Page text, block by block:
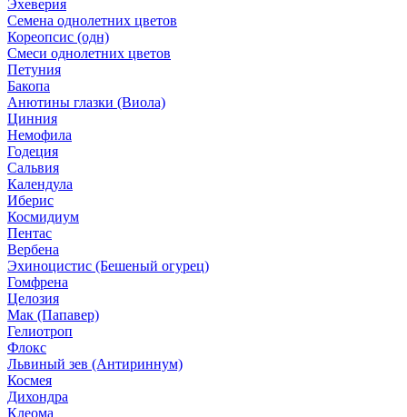
Эхеверия
Семена однолетних цветов
Кореопсис (одн)
Смеси однолетних цветов
Петуния
Бакопа
Анютины глазки (Виола)
Цинния
Немофила
Годеция
Сальвия
Календула
Иберис
Космидиум
Пентас
Вербена
Эхиноцистис (Бешеный огурец)
Гомфрена
Целозия
Мак (Папавер)
Гелиотроп
Флокс
Львиный зев (Антириннум)
Космея
Дихондра
Клеома